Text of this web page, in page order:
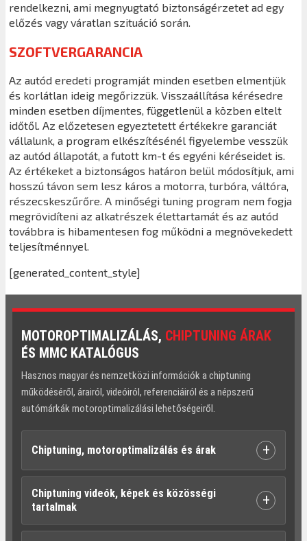
rendelkezni, ami megnyugtató biztonságérzetet ad egy
előzés vagy váratlan szituáció során.
SZOFTVERGARANCIA
Az autód eredeti programját minden esetben elmentjük
és korlátlan ideig megőrizzük. Visszaállítása kérésedre
minden esetben díjmentes, függetlenül a közben eltelt
időtől. Az előzetesen egyeztetett értékekre garanciát
vállalunk, a program elkészítésénél figyelembe vesszük
az autód állapotát, a futott km-t és egyéni kéréseidet is.
Az értékeket a biztonságos határon belül módosítjuk, ami
hosszú távon sem lesz káros a motorra, turbóra, váltóra,
részecskeszűrőre. A minőségi tuning program nem fogja
megrövidíteni az alkatrészek élettartamát és az autód
továbbra is hibamentesen fog működni a megnövekedett
teljesítménnyel.
[generated_content_style]
MOTOROPTIMALIZÁLÁS, CHIPTUNING ÁRAK
ÉS MMC KATALÓGUS
Hasznos magyar és nemzetközi információk a chiptuning
működéséről, árairól, videóiról, referenciáiról és a népszerű
autómárkák motoroptimalizálási lehetőségeiről.
Chiptuning, motoroptimalizálás és árak +
Chiptuning videók, képek és közösségi
tartalmak
+